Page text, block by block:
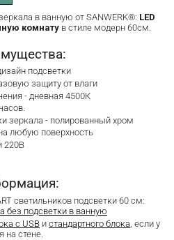
в ванную от SANWERK®: LED
комнатув стиле модерн 60см.
подсветки
защиту от влаги
- дневная 4500К
зеркала - полированный хром
любую поверхность
220В
светильников подсветки 60 см:
без подсветки в ванную
с USBи стандартного блока , если у
на стене.